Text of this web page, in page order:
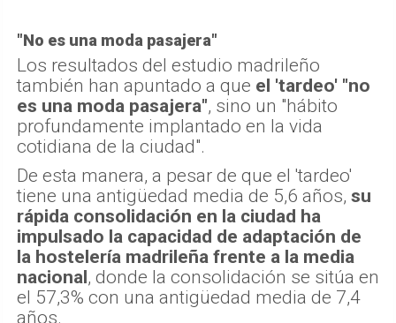
"No es una moda pasajera"
Los resultados del estudio madrileño
también han apuntado a que el 'tardeo' "no
es una moda pasajera", sino un "hábito
profundamente implantado en la vida
cotidiana de la ciudad".
De esta manera, a pesar de que el 'tardeo'
tiene una antigüedad media de 5,6 años, su
rápida consolidación en la ciudad ha
impulsado la capacidad de adaptación de
la hostelería madrileña frente a la media
nacional , donde la consolidación se sitúa en
el 57,3% con una antigüedad media de 7,4
años.